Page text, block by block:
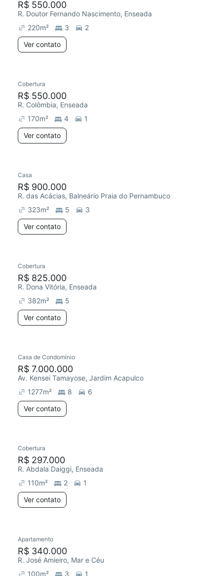
R$ 550.000
R. Doutor Fernando Nascimento, Enseada
220m² 3
2
Ver contato
Cobertura
R$ 550.000
R. Colômbia, Enseada
170m² 4
1
Ver contato
Casa
R$ 900.000
R. das Acácias, Balneário Praia do Pernambuco
323m² 5
3
Ver contato
Cobertura
R$ 825.000
R. Dona Vitória, Enseada
382m²
5
Ver contato
Casa de Condomínio
R$ 7.000.000
Av. Kensei Tamayose, Jardim Acapulco
1277m² 8
6
Ver contato
Cobertura
R$ 297.000
R. Abdala Daiggi, Enseada
110m² 2
1
Ver contato
Apartamento
R$ 340.000
R. José Amieiro, Mar e Céu
100m² 3 1